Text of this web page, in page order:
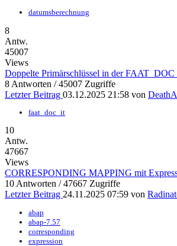
datumsberechnung
8
Antw.
45007
Views
Doppelte Primärschlüssel in der
8 Antworten / 45007 Zugriffe
Letzter Beitrag 03.12.2025 21:58 von
faat_doc_it
10
Antw.
47667
Views
CORRESPONDING MAPPING mit
10 Antworten / 47667 Zugriffe
Letzter Beitrag 24.11.2025 07:59 von
abap
abap-7.57
corresponding
expression